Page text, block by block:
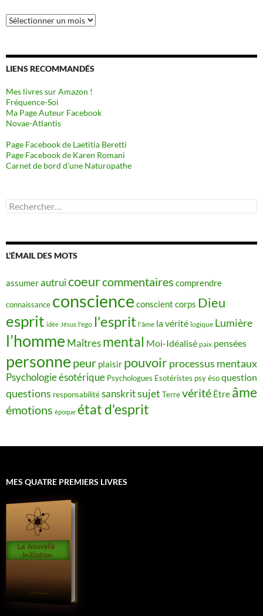
Archives
LIENS RECOMMANDÉS
Mes livres sur Amazon !
Fréquence-Soi
Ma Page Auteur Facebook
Novae-Atlantis
Page Facebook de Laetitia Beretti
Page Facebook de Karen Romani
Carnet de bord d’une Naturopathe
Rechercher :
L’ÉMAIL DES MOTS
assumerautruicoeurcommentaires comprendre
connaissance conscience conscient corps Dieu
esprit idée Jésus l'ego l'esprit l'âme la vérité logique Lumière
l’homme Maîtres mental Moi-Idéalisé paix pensées
personne peur plaisir pouvoirprocessus mentaux
Psychologie ésotérique Psychologues Esotéristes psy ésoquestion
questions responsabilitésanskritsujet Terrevérité Être âme
émotions époque état d'esprit
MES QUATRE PREMIERS LIVRES